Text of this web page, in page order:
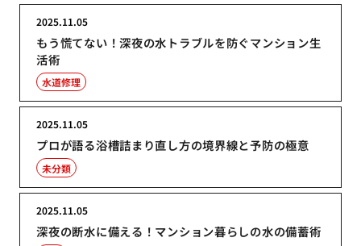
もう慌てない！深夜の水トラブルを防ぐマンション生
活術
2025.11.05
水道修理
プロが語る浴槽詰まり直し方の境界線と予防の極意
2025.11.05
未分類
深夜の断水に備える！マンション暮らしの水の備蓄術
2025.11.05